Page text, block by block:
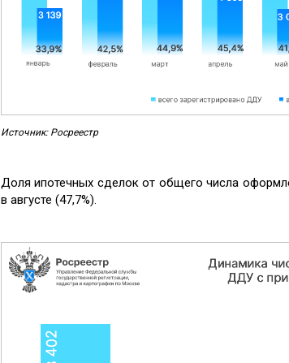
Источник: Росреестр
Доля ипотечных сделок от общего числа
в августе (47,7%).